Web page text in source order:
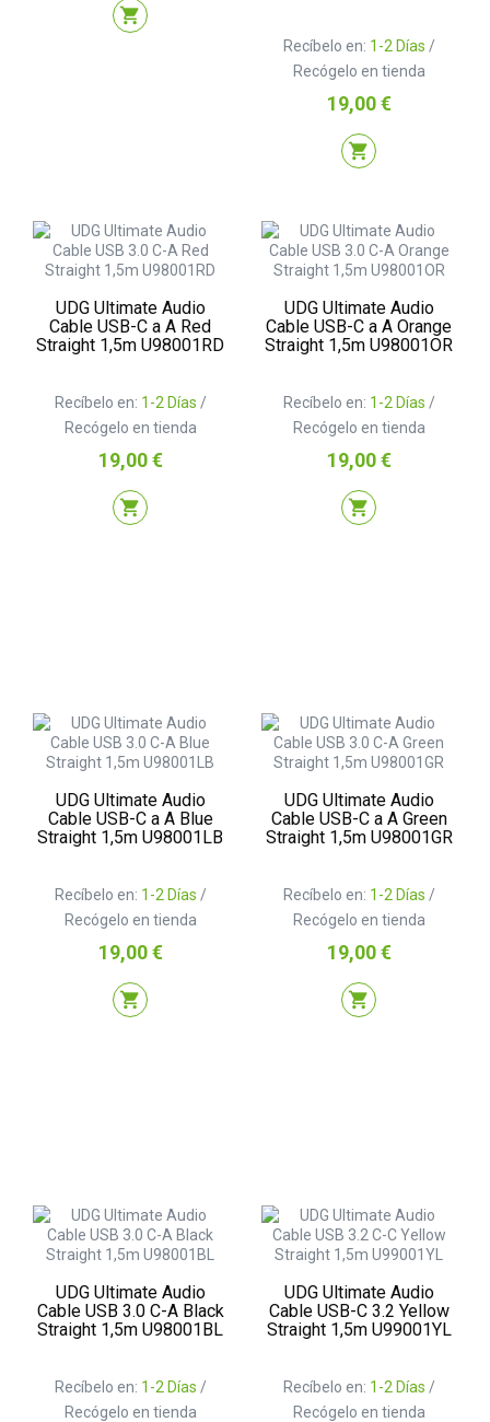
shopping_cart
Recíbelo en: 1-2 Días /
Recógelo en tienda
Precio
19,00 €
shopping_cart
UDG Ultimate Audio
Cable USB-C a A Red
Straight 1,5m U98001RD
Recíbelo en: 1-2 Días /
Recógelo en tienda
Precio
19,00 €
shopping_cart
UDG Ultimate Audio
Cable USB-C a A Orange
Straight 1,5m U98001OR
Recíbelo en: 1-2 Días /
Recógelo en tienda
Precio
19,00 €
shopping_cart
UDG Ultimate Audio
Cable USB-C a A Blue
Straight 1,5m U98001LB
Recíbelo en: 1-2 Días /
Recógelo en tienda
Precio
19,00 €
shopping_cart
UDG Ultimate Audio
Cable USB-C a A Green
Straight 1,5m U98001GR
Recíbelo en: 1-2 Días /
Recógelo en tienda
Precio
19,00 €
shopping_cart
UDG Ultimate Audio
Cable USB 3.0 C-A Black
Straight 1,5m U98001BL
Recíbelo en: 1-2 Días /
Recógelo en tienda
UDG Ultimate Audio
Cable USB-C 3.2 Yellow
Straight 1,5m U99001YL
Recíbelo en: 1-2 Días /
Recógelo en tienda